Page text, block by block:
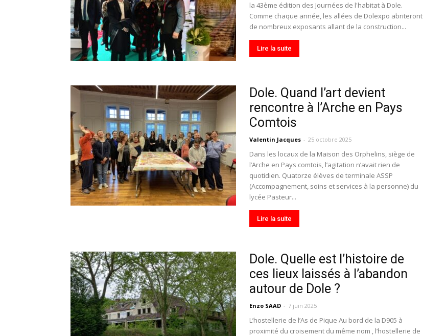
la 43ème édition des Journées de l'habitat à Dole.
Comme chaque année, les allées de Dolexpo abriteront
de nombreux exposants allant de la construction...
Lire la suite
Dole. Quand l’art devient
rencontre à l’Arche en Pays
Comtois
Valentin Jacques - 25 octobre 2025
Dans les locaux de la Maison des Orphelins, siège de
l’Arche en Pays comtois, l’agitation n’avait rien de
quotidien. Quatorze élèves de terminale ASSP
(Accompagnement, soins et services à la personne) du
lycée Pasteur...
Lire la suite
Dole. Quelle est l’histoire de
ces lieux laissés à l’abandon
autour de Dole ?
Enzo SAAD - 7 juin 2025
L’hostellerie de l’As de Pique Au bord de la D905 à
proximité du croisement du même nom , l’hostellerie de